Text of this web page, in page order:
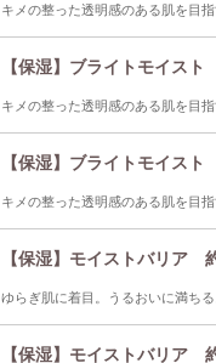
キメの整った透明感のある肌を目
【保湿】ブライトモイス
キメの整った透明感のある肌を目
【保湿】ブライトモイス
キメの整った透明感のある肌を目
【保湿】モイストバリア
ゆらぎ肌に着目。うるおいに満ち
【保湿】モイストバリア